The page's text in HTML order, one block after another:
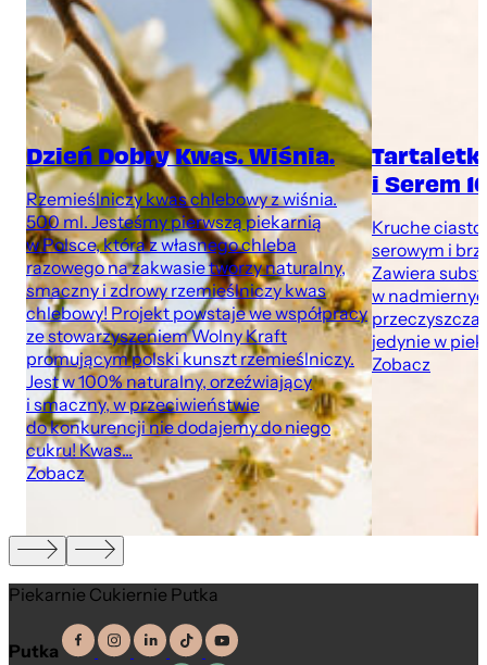
Dzień Dobry Kwas. Wiśnia.
Rzemieślniczy kwas chlebowy z wiśnia.
500 ml. Jesteśmy pierwszą piekarnią
w Polsce, która z własnego chleba
razowego na zakwasie tworzy naturalny,
smaczny i zdrowy rzemieślniczy kwas
chlebowy! Projekt powstaje we współpracy
ze stowarzyszeniem Wolny Kraft
promującym polski kunszt rzemieślniczy.
Jest w 100% naturalny, orzeźwiający
i smaczny, w przeciwieństwie
do konkurencji nie dodajemy do niego
cukru! Kwas...
Zobacz
i Serem
Kruche
serowym i
Zawiera
w
jedynie w
Zobacz
Piekarnie Cukiernie Putka
Putka